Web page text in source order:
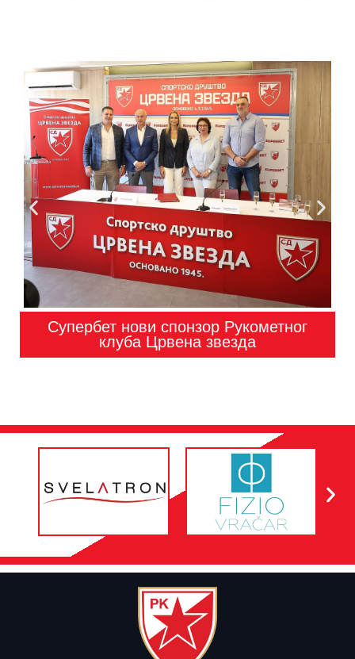
Супербет нови спонзор Рукометног
клуба Црвена звезда